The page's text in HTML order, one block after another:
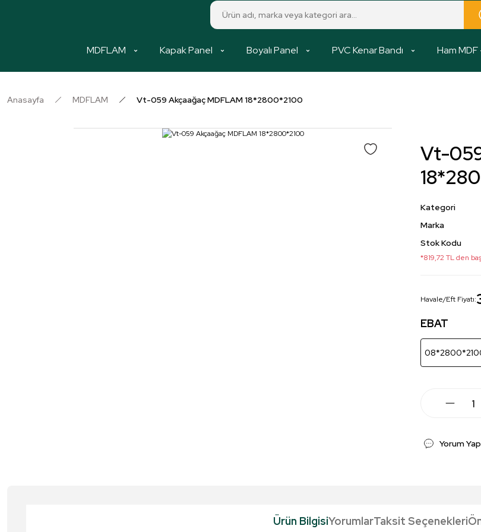
MDFLAM Kapak Panel Boyalı Panel PVC Kenar Bandı Ham
Anasayfa MDFLAM Vt-059 Akçaağaç MDFLAM 18*2800*2100
Vt-
Kategori
Marka
Stok Kodu
*819,72 TL den
Havale/Eft Fiyatı:
EBAT
Yorum Yap
Ürün BilgisiYorumlarTaksit Seçenekleri